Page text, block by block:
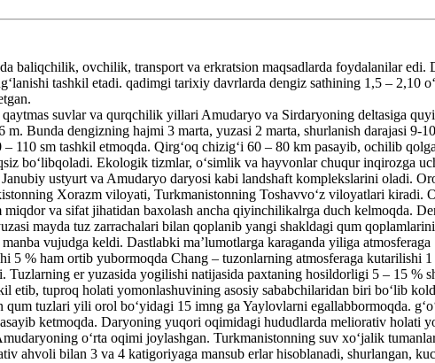
baliqchilik, ovchilik, transport va erkratsion maqsadlarda foydalanilar
tashkil etadi. qadimgi tarixiy davrlarda dengiz sathining 1,5 – 2,10
suvlar va qurqchilik yillari Amudaryo va Sirdaryoning deltasiga
Bunda dengizning hajmi 3 marta, yuzasi 2 marta, shurlanish darajasi 9-
110 sm tashkil etmoqda. Qirgʻoq chizigʻi 60 – 80 km pasayib, ochilib
boʻlibqoladi. Ekologik tizmlar, oʻsimlik va hayvonlar chuqur inqirozga
ustyurt va Amudaryo daryosi kabi landshaft komplekslarini oladi.
Xorazm viloyati, Turkmanistonning Toshavvoʻz viloyatlari kiradi.
va sifat jihatidan baxolash ancha qiyinchilikalrga duch kelmoqda.
mayda tuz zarrachalari bilan qoplanib yangi shakldagi qum
vujudga keldi. Dastlabki maʼlumotlarga karaganda yiliga
% ham ortib yubormoqda Chang – tuzonlarning atmosferaga kutarilishi
er yuzasida yogilishi natijasida paxtaning hosildorligi 5 – 15 %
etib, tuproq holati yomonlashuvining asosiy sababchilaridan biri boʻlib
tuzlari yili orol boʻyidagi 15 imng ga Yaylovlarni egallabbormoqda.
ketmoqda. Daryoning yuqori oqimidagi hududlarda meliorativ holati
oʻrta oqimi joylashgan. Turkmanistonning suv xoʻjalik
ahvoli bilan 3 va 4 katigoriyaga mansub erlar hisoblanadi, shurlangan,